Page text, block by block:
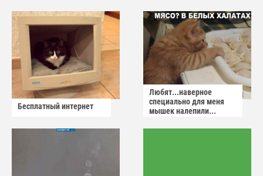
Бесплатный интернет
Любят...наверное
специально для меня
мышек налепили...